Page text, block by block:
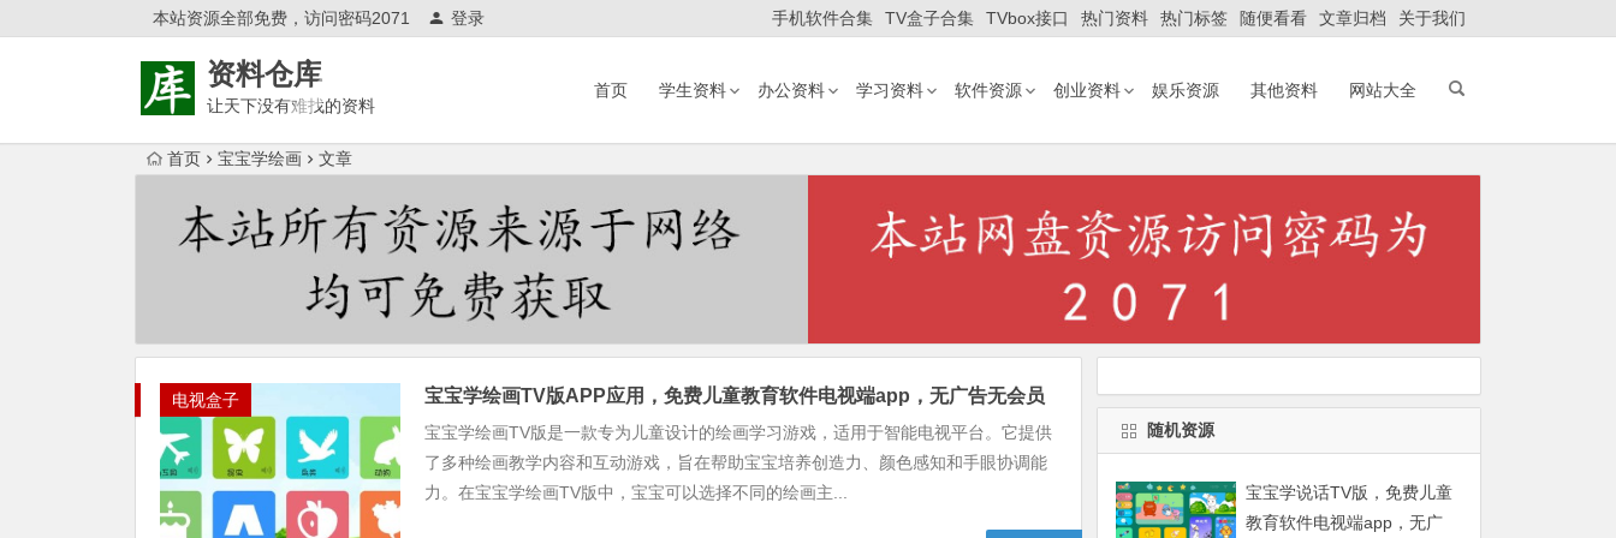
本站资源全部免费，访问密码2071 登录 手机软件合集 TV盒子合集 TVbox接口 热门资料 热门标签 随便看看 文章归档 关于我们
资料仓库
让天下没有难找的资料
首页 学生资料 办公资料 学习资料 软件资源 创业资料 娱乐资源 其他资料 网站大全
首页 宝宝学绘画
文章
Warning : Trying to access array offset on null in /www/wwwroot/ziliaocangku.cn/wp-content/themes/Begin/inc/type-navigation.phpon line 198
电视盒子 宝宝学绘画TV版APP应用，免费儿童教育软件电视端app，无广告无会员
宝宝学绘画TV版是一款专为儿童设计的绘画学习游戏，适用于智能电视平台。它提供
了多种绘画教学内容和互动游戏，旨在帮助宝宝培养创造力、颜色感知和手眼协调能
力。在宝宝学绘画TV版中，宝宝可以选择不同的绘画主...
随机资源
宝宝学说话TV版，免费儿童
教育软件电视端app，无广